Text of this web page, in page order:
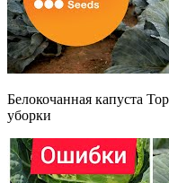
Белокочанная капуста
уборки